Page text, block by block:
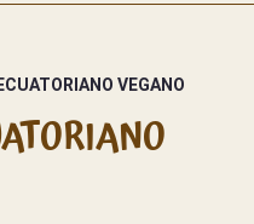
VEGANO